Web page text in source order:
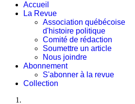
Accueil
La Revue
Association québécoise
d'histoire politique
Comité de rédaction
Soumettre un article
Nous joindre
Abonnement
S'abonner à la revue
Collection